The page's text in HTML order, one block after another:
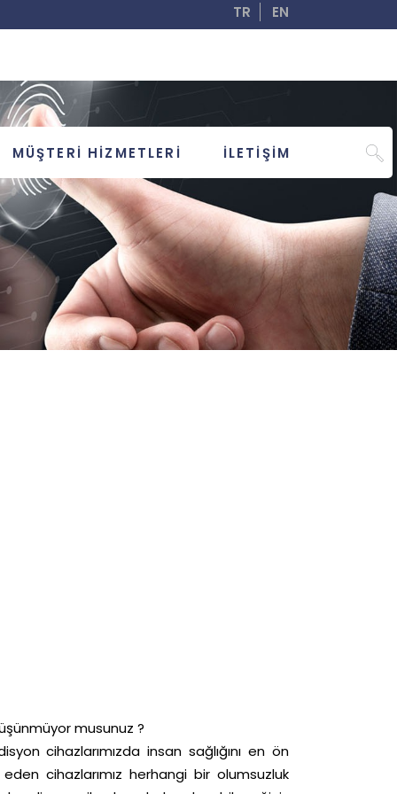
TR EN
MÜŞTERİ HİZMETLERİ İLETİŞİM
musunuz ?
cihazlarımızda insan sağlığını en ön
cihazlarımız herhangi bir olumsuzluk